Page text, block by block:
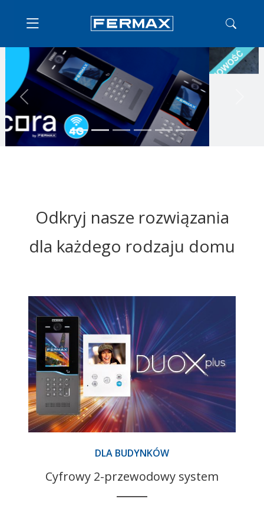
Previous
Odkryj nasze rozwiązania
dla każdego rodzaju domu
DLA BUDYNKÓW
Cyfrowy 2-przewodowy system